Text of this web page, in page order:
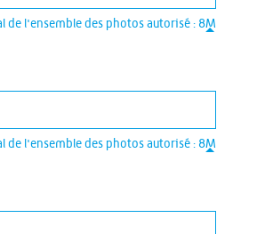
de l'ensemble des photos autorisé : 8M
de l'ensemble des photos autorisé : 8M